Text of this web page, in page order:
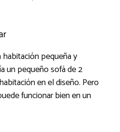
habitación pequeña y
un pequeño sofá de 2
en el diseño. Pero
funcionar bien en un